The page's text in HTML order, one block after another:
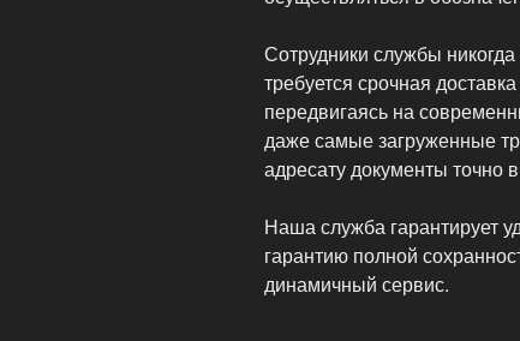
Сотрудники службы
требуется срочная
передвигаясь на
даже самые загруженные
адресату документы точно
Наша служба гарантирует
гарантию полной
динамичный сервис.